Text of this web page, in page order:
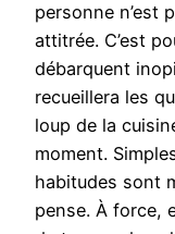
personne n’est
attitrée. C’est
débarquent
recueillera les
loup de la
moment.
habitudes sont
pense. À force,